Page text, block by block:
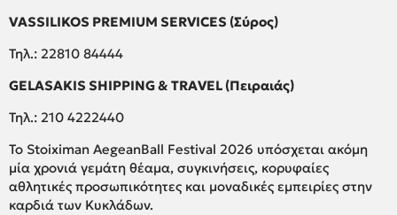
VASSILIKOS PREMIUM SERVICES (Σύρος)
Τηλ.: 22810 84444
GELASAKIS SHIPPING & TRAVEL (Πειραιάς)
Τηλ.: 210 4222440
Το Stoiximan AegeanBall Festival 2026 υπόσχεται ακόμη
μία χρονιά γεμάτη θέαμα, συγκινήσεις, κορυφαίες
αθλητικές προσωπικότητες και μοναδικές εμπειρίες στην
καρδιά των Κυκλάδων.